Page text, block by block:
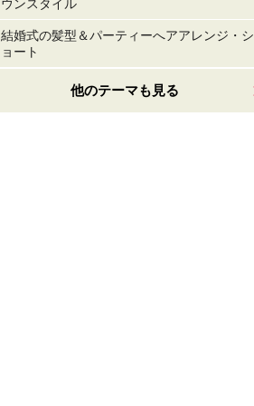
ウンスタイル
結婚式の髪型＆パーティーへアアレンジ・シ
ョート
他のテーマも見る